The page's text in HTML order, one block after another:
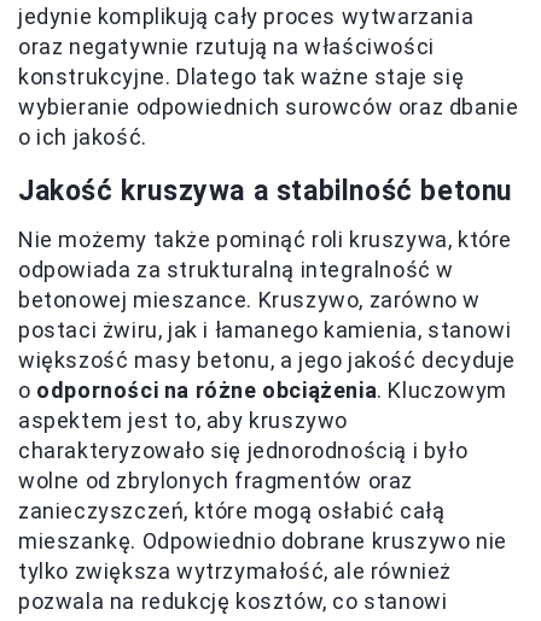
jedynie komplikują cały proces wytwarzania
oraz negatywnie rzutują na właściwości
konstrukcyjne. Dlatego tak ważne staje się
wybieranie odpowiednich surowców oraz dbanie
o ich jakość.
Jakość kruszywa a stabilność betonu
Nie możemy także pominąć roli kruszywa, które
odpowiada za strukturalną integralność w
betonowej mieszance. Kruszywo, zarówno w
postaci żwiru, jak i łamanego kamienia, stanowi
większość masy betonu, a jego jakość decyduje
o odporności na różne obciążenia. Kluczowym
aspektem jest to, aby kruszywo
charakteryzowało się jednorodnością i było
wolne od zbrylonych fragmentów oraz
zanieczyszczeń, które mogą osłabić całą
mieszankę. Odpowiednio dobrane kruszywo nie
tylko zwiększa wytrzymałość, ale również
pozwala na redukcję kosztów, co stanowi